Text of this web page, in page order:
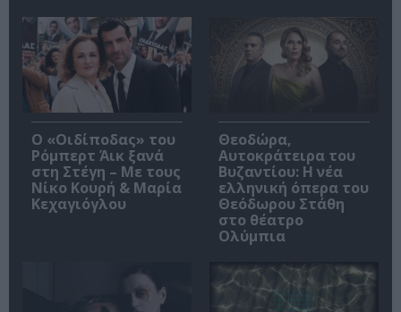
O «Οιδίποδας» του
Ρόμπερτ Άικ ξανά
στη Στέγη – Με τους
Νίκο Κουρή & Μαρία
Κεχαγιόγλου
Θεοδώρα,
Αυτοκράτειρα του
Βυζαντίου: Η νέα
ελληνική όπερα του
Θεόδωρου Στάθη
στο θέατρο
Ολύμπια